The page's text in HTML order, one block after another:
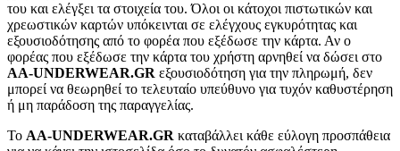
του και ελέγξει τα στοιχεία του. Όλοι οι κάτοχοι πιστωτικών και
χρεωστικών καρτών υπόκεινται σε ελέγχους εγκυρότητας και
εξουσιοδότησης από το φορέα που εξέδωσε την κάρτα. Αν ο
φορέας που εξέδωσε την κάρτα του χρήστη αρνηθεί να δώσει στο
AA-UNDERWEAR.GR εξουσιοδότηση για την πληρωμή, δεν
μπορεί να θεωρηθεί το τελευταίο υπεύθυνο για τυχόν καθυστέρηση
ή μη παράδοση της παραγγελίας.
Το AA-UNDERWEAR.GR καταβάλλει κάθε εύλογη προσπάθεια